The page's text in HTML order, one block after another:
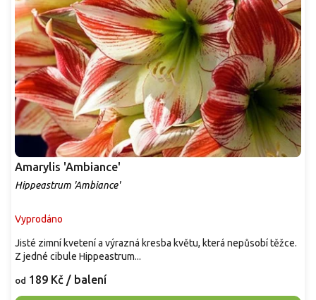
Amarylis 'Ambiance'
Hippeastrum 'Ambiance'
Vyprodáno
od 189 Kč / balení
Jisté zimní kvetení a výrazná kresba květu, která nepůsobí těžce.
Z jedné cibule Hippeastrum...